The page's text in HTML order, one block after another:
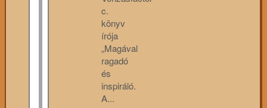
c.
könyv
írója
„Magával
ragadó
és
inspiráló.
A...